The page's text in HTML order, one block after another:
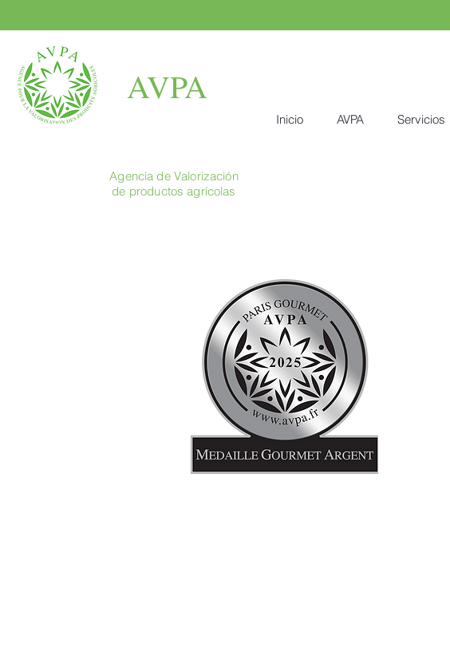
AVPA
Inicio AVPA Servicios
Agencia de Valorización
de productos agrícolas